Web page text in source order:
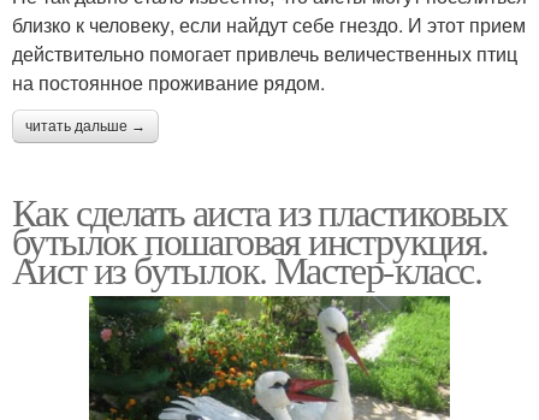
близко к человеку, если найдут себе гнездо. И этот прием
действительно помогает привлечь величественных птиц
на постоянное проживание рядом.
читать дальше →
Как сделать аиста из пластиковых
бутылок пошаговая инструкция.
Аист из бутылок. Мастер-класс.